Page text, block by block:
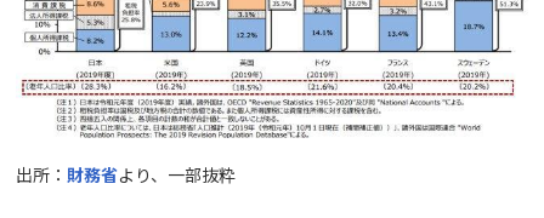
出所：財務省より、一部抜粋